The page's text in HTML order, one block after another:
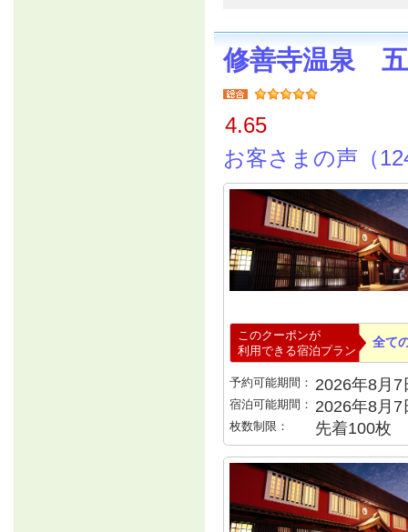
修善寺温泉
4.65
お客さまの声（
このクーポンが
利用できる宿泊プラン
全て
予約可能期間： 2026年8月
宿泊可能期間： 2026年8月
枚数制限： 先着100枚